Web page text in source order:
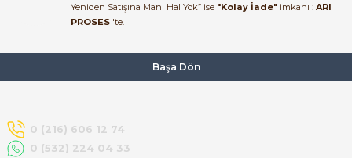
mehidin tahsin | 20/06/2026
tavsiye ederim
Ahmet Çağın | 20/06/2026
Yeniden Satışına Mani Hal Yok” ise "Kolay İade" imkanı : ARI
PROSES 'te.
Başa Dön
0 (216) 606 12 74
0 (532) 224 04 33